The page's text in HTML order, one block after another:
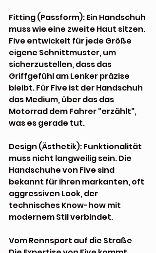
Fitting (Passform): Ein Handschuh
muss wie eine zweite Haut sitzen.
Five entwickelt für jede Größe
eigene Schnittmuster, um
sicherzustellen, dass das
Griffgefühl am Lenker präzise
bleibt. Für Five ist der Handschuh
das Medium, über das das
Motorrad dem Fahrer "erzählt",
was es gerade tut.
Design (Ästhetik): Funktionalität
muss nicht langweilig sein. Die
Handschuhe von Five sind
bekannt für ihren markanten, oft
aggressiven Look, der
technisches Know-how mit
modernem Stil verbindet.
Vom Rennsport auf die Straße